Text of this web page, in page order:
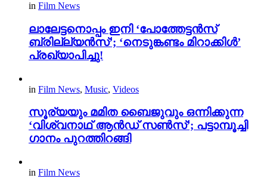
in Film News
ലാലേട്ടനൊപ്പം ഇനി ‘പോത്തേട്ടൻസ്
ബ്രില്ല്യൻസ്’; ‘നെടുങ്കണ്ടം മിറാക്കിൾ’
പ്രഖ്യാപിച്ചു!
in Film News, Music, Videos
സൂര്യയും മമിത ബൈജുവും ഒന്നിക്കുന്ന
‘വിശ്വനാഥ് ആൻഡ് സൺസ്’; പട്ടാമ്പൂച്ചി
ഗാനം പുറത്തിറങ്ങി
in Film News